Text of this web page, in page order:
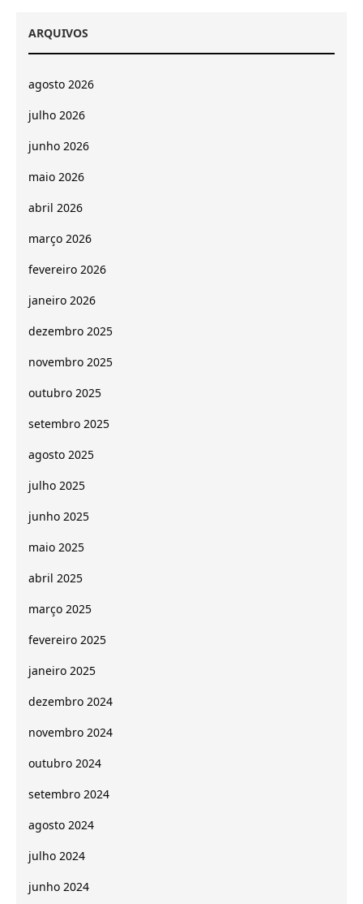
ARQUIVOS
agosto 2026
julho 2026
junho 2026
maio 2026
abril 2026
março 2026
fevereiro 2026
janeiro 2026
dezembro 2025
novembro 2025
outubro 2025
setembro 2025
agosto 2025
julho 2025
junho 2025
maio 2025
abril 2025
março 2025
fevereiro 2025
janeiro 2025
dezembro 2024
novembro 2024
outubro 2024
setembro 2024
agosto 2024
julho 2024
junho 2024